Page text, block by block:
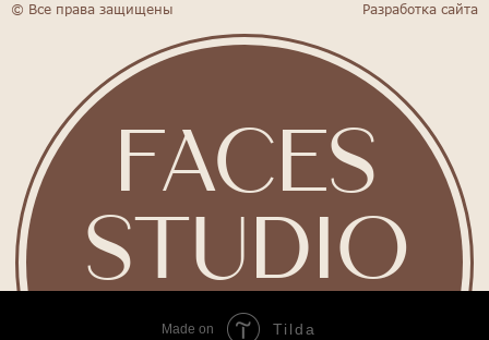
Разработка сайта
FACES
STUDIO
© Все права защищены
Made on Tilda